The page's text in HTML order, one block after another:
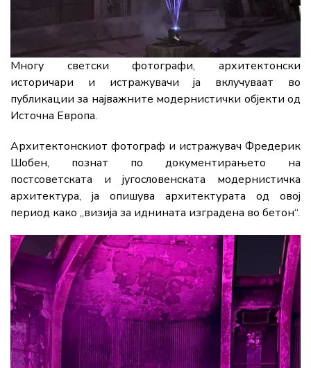
Многу светски фотографи, архитектонски
историчари и истражувачи ја вклучуваат во
публикации за најважните модернистички објекти од
Источна Европа.
Архитектонскиот фотограф и истражувач Фредерик
Шобен, познат по документирaњето на
постсоветската и југословенската модернистичка
архитектура, ја опишува архитектурата од овој
период како „визија за иднината изградена во бетон“.